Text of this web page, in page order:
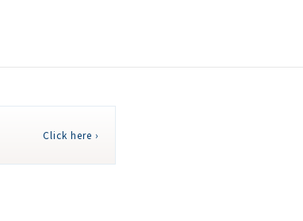
Click here ›